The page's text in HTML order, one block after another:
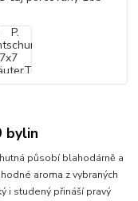
bylin
působí blahodárně a
aroma z vybraných
i studený přináší pravý